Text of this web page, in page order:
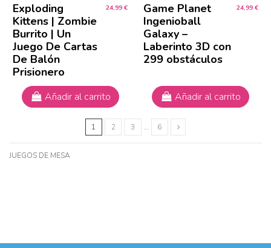
Exploding
Kittens | Zombie
Burrito | Un
Juego De Cartas
De Balón
Prisionero
24,99 €
Añadir al carrito
Game Planet
Ingenioball
Galaxy –
Laberinto 3D con
299 obstáculos
24,99 €
Añadir al carrito
1 2 3 … 6
JUEGOS DE MESA